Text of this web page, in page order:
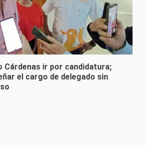
Cárdenas ir por candidatura;
el cargo de delegado sin